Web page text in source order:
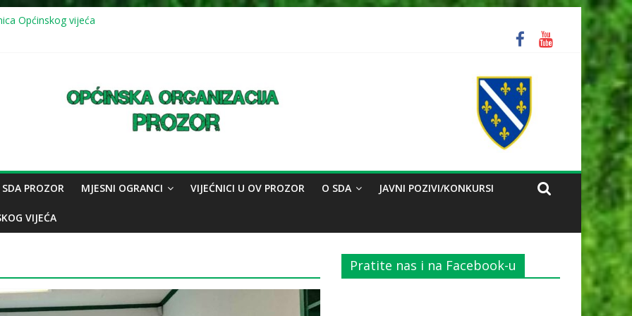
sjednica Općinskog vijeća
sjednica Općinskog vijeća: usvojeno više odluka, mještani juga upozorili na problem reorganizacije biračkih mjesta
PROZOR MJESNI OGRANCI VIJEĆNICI U OV PROZOR O SDA JAVNI POZIVI/KONKURSI
VIJEĆA
Pratite nas i na Facebook-u